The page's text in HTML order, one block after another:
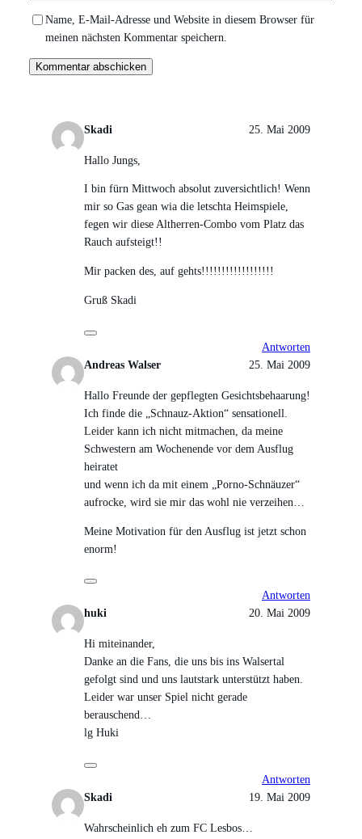
Name, E-Mail-Adresse und Website in diesem Browser für
meinen nächsten Kommentar speichern.
Skadi 25. Mai 2009
Hallo Jungs,
I bin fürn Mittwoch absolut zuversichtlich! Wenn
mir so Gas gean wia die letschta Heimspiele,
fegen wir diese Altherren-Combo vom Platz das
Rauch aufsteigt!!
Mir packen des, auf gehts!!!!!!!!!!!!!!!!!!
Gruß Skadi
Antworten
Andreas Walser
25. Mai 2009
Hallo Freunde der gepflegten Gesichtsbehaarung!
Ich finde die „Schnauz-Aktion“ sensationell.
Leider kann ich nicht mitmachen, da meine
Schwestern am Wochenende vor dem Ausflug
heiratet
und wenn ich da mit einem „Porno-Schnäuzer“
aufrocke, wird sie mir das wohl nie verzeihen…
Meine Motivation für den Ausflug ist jetzt schon
enorm!
Antworten
huki
20. Mai 2009
Hi miteinander,
Danke an die Fans, die uns bis ins Walsertal
gefolgt sind und uns lautstark unterstützt haben.
Leider war unser Spiel nicht gerade
berauschend…
lg Huki
Antworten
Skadi
19. Mai 2009
Wahrscheinlich eh zum FC Lesbos…